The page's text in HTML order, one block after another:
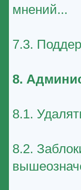
мнений...
7.3.
8.
8.1.
8.2.